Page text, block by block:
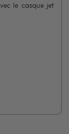
le casque jet